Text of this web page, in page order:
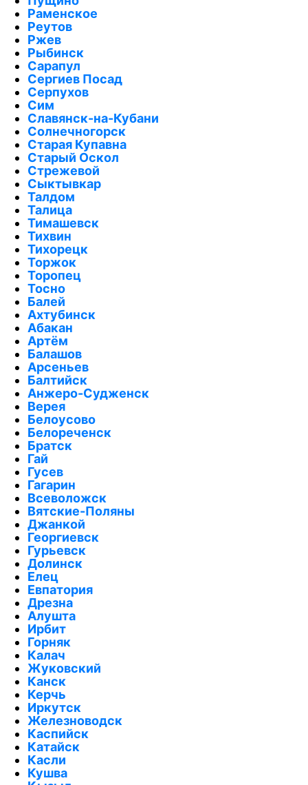
Раменское
Реутов
Ржев
Рыбинск
Сарапул
Сергиев Посад
Серпухов
Сим
Славянск-на-Кубани
Солнечногорск
Старая Купавна
Старый Оскол
Стрежевой
Сыктывкар
Талдом
Талица
Тимашевск
Тихвин
Тихорецк
Торжок
Торопец
Тосно
Балей
Ахтубинск
Абакан
Артём
Балашов
Арсеньев
Балтийск
Анжеро-Судженск
Верея
Белоусово
Белореченск
Братск
Гай
Гусев
Гагарин
Всеволожск
Вятские-Поляны
Джанкой
Георгиевск
Гурьевск
Долинск
Елец
Евпатория
Дрезна
Алушта
Ирбит
Горняк
Калач
Жуковский
Канск
Керчь
Иркутск
Железноводск
Каспийск
Катайск
Касли
Кушва